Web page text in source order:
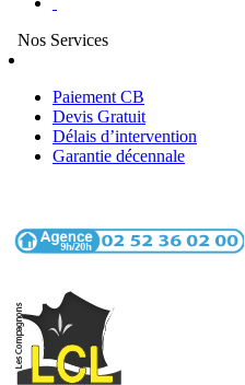
Nos Services
Paiement CB
Devis Gratuit
Délais d’intervention
Garantie décennale